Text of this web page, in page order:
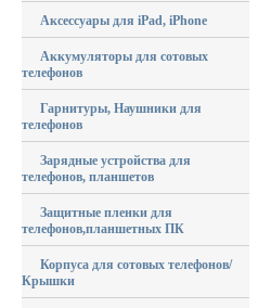
Аксессуары для iPad, iPhone
Аккумуляторы для сотовых
телефонов
Гарнитуры, Наушники для
телефонов
Зарядные устройства для
телефонов, планшетов
Защитные пленки для
телефонов,планшетных ПК
Корпуса для сотовых телефонов/
Крышки